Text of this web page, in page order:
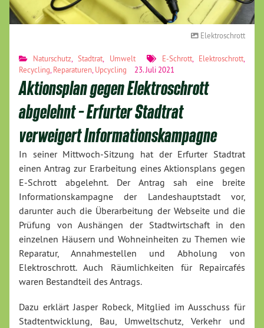
Elektroschrott
Naturschutz, Stadtrat Umwelt E-Schrott, Elektroschrott
Recycling Reparaturen Upcycling 23. Juli 2021
Aktionsplan gegen Elektroschrott
abgelehnt – Erfurter Stadtrat
verweigert Informationskampagne
In seiner Mittwoch-Sitzung hat der Erfurter Stadtrat
einen Antrag zur Erarbeitung eines Aktionsplans gegen
E-Schrott abgelehnt. Der Antrag sah eine breite
Informationskampagne der Landeshauptstadt vor,
darunter auch die Überarbeitung der Webseite und die
Prüfung von Aushängen der Stadtwirtschaft in den
einzelnen Häusern und Wohneinheiten zu Themen wie
Reparatur, Annahmestellen und Abholung von
Elektroschrott. Auch Räumlichkeiten für Repaircafés
waren Bestandteil des Antrags.
Dazu erklärt Jasper Robeck, Mitglied im Ausschuss für
Stadtentwicklung, Bau, Umweltschutz, Verkehr und